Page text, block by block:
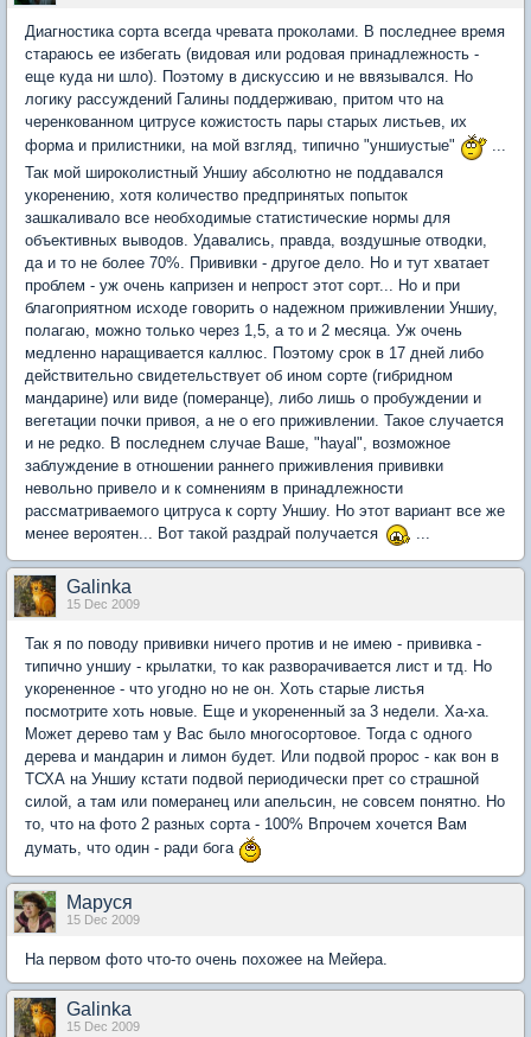
Диагностика сорта всегда чревата проколами. В последнее время
стараюсь ее избегать (видовая или родовая принадлежность -
еще куда ни шло). Поэтому в дискуссию и не ввязывался. Но
логику рассуждений Галины поддерживаю, притом что на
черенкованном цитрусе кожистость пары старых листьев, их
форма и прилистники, на мой взгляд, типично "уншиустые"
...
Так мой широколистный Уншиу абсолютно не поддавался
укоренению, хотя количество предпринятых попыток
зашкаливало все необходимые статистические нормы для
объективных выводов. Удавались, правда, воздушные отводки,
да и то не более 70%. Прививки - другое дело. Но и тут хватает
проблем - уж очень капризен и непрост этот сорт... Но и при
благоприятном исходе говорить о надежном приживлении Уншиу,
полагаю, можно только через 1,5, а то и 2 месяца. Уж очень
медленно наращивается каллюс. Поэтому срок в 17 дней либо
действительно свидетельствует об ином сорте (гибридном
мандарине) или виде (померанце), либо лишь о пробуждении и
вегетации почки привоя, а не о его приживлении. Такое случается
и не редко. В последнем случае Ваше, "hayal", возможное
заблуждение в отношении раннего приживления прививки
невольно привело и к сомнениям в принадлежности
рассматриваемого цитруса к сорту Уншиу. Но этот вариант все же
менее вероятен... Вот такой раздрай получается
...
Galinka
15 Dec 2009
Так я по поводу прививки ничего против и не имею - прививка -
типично уншиу - крылатки, то как разворачивается лист и тд. Но
укорененное - что угодно но не он. Хоть старые листья
посмотрите хоть новые. Еще и укорененный за 3 недели. Ха-ха.
Может дерево там у Вас было многосортовое. Тогда с одного
дерева и мандарин и лимон будет. Или подвой пророс - как вон в
ТСХА на Уншиу кстати подвой периодически прет со страшной
силой, а там или померанец или апельсин, не совсем понятно. Но
то, что на фото 2 разных сорта - 100% Впрочем хочется Вам
думать, что один - ради бога
Маруся
15 Dec 2009
На первом фото что-то очень похожее на Мейера.
Galinka
15 Dec 2009